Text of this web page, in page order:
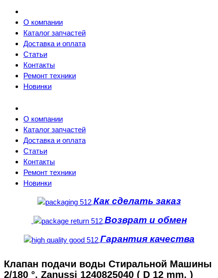
О компании
Каталог запчастей
Доставка и оплата
Статьи
Контакты
Ремонт техники
Новинки
О компании
Каталог запчастей
Доставка и оплата
Статьи
Контакты
Ремонт техники
Новинки
Как сделать заказ
Возврат и обмен
Гарантия качества
Клапан подачи воды Стиральной Машины
2/180 °. Zanussi 1240825040 ( D 12 mm. )